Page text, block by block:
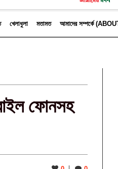
খেলাধুলা মতামত আমাদের সম্পর্কে
ফোনসহ